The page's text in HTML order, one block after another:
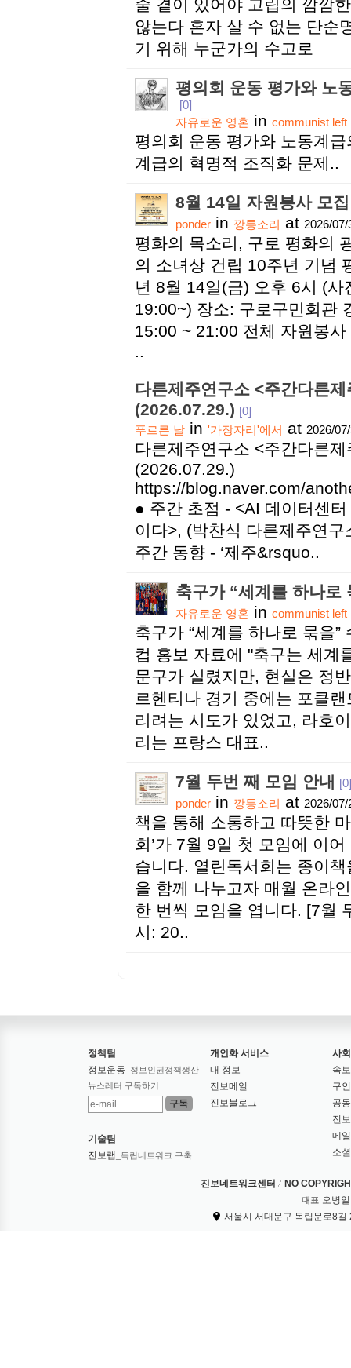
줄 곁이 있어야 고립의 깜깜
않는다 혼자 살 수 없는 단순
기 위해 누군가의 수고로
평의회 운동 평가와 노
[0]
자유로운 영혼 in communist left
평의회 운동 평가와 노동계
계급의 혁명적 조직화 문제..
8월 14일 자원봉사 모
ponder in 깡통소리 at 2026/07/
평화의 목소리, 구로 평화의
의 소녀상 건립 10주년 기념
년 8월 14일(금) 오후 6시 (
19:00~) 장소: 구로구민회관
15:00 ~ 21:00 전체 자원봉
..
다른제주연구소 <주간다른
(2026.07.29.) [0]
푸르른 날 in '가장자리'에서 at 2026/
다른제주연구소 <주간다른
(2026.07.29.)
https://blog.naver.com/
● 주간 초점 - <AI 데이터센터
이다>, (박찬식 다른제주연
주간 동향 - ‘제주&rsquo..
축구가 “세계를 하나로
자유로운 영혼 in communist left
축구가 “세계를 하나로 묶을
컵 홍보 자료에 "축구는 세계
문구가 실렸지만, 현실은 정
르헨티나 경기 중에는 포클
리려는 시도가 있었고, 라호
리는 프랑스 대표..
7월 두번 째 모임 안내
[0]
ponder in 깡통소리 at 2026/07/
책을 통해 소통하고 따뜻한
회’가 7월 9일 첫 모임에 이
습니다. 열린독서회는 종이
을 함께 나누고자 매월 온라
한 번씩 모임을 엽니다. [7월
시: 20..
정책팀
정보운동 _정보인권정책생산
뉴스레터 구독하기
기술팀
진보랩
_독립네트워크 구축
개인화 서비스
내 정보
진보메일
진보블로그
사
속보
구
공
진
메
소
진보네트워크센터 NO
대표 오병일
서울시 서대문구 독립문로8길